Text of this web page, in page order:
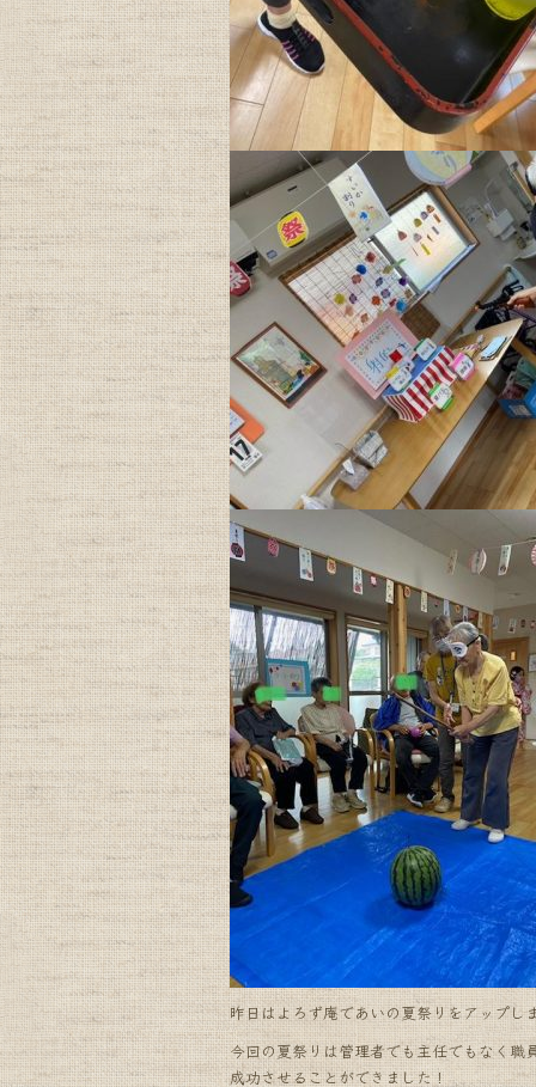
昨日はよろず庵であいの夏祭りをアップ
今回の夏祭りは管理者でも主任でもなく職
成功させることができました！